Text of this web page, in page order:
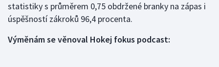
statistiky s průměrem 0,75 obdržené branky na zápas i
úspěšností zákroků 96,4 procenta.
Výměnám se věnoval Hokej fokus podcast: